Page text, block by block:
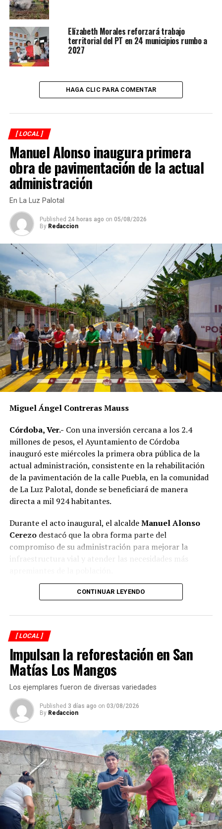
RELATED TOPICS:
DESPUÉS
Janeth García, la opción de los habitantes del distrito 16
ANTES
Promueven lectura en el Día Internacional del Libro
Elízabeth Morales reforzará trabajo
territorial del PT en 24 municipios rumbo a
2027
HAGA CLIC PARA COMENTAR
[ LOCAL ]
Manuel Alonso inaugura primera
obra de pavimentación de la actual
administración
En La Luz Palotal
Published 24 horas ago on 05/08/2026
By Redaccion
Miguel Ángel Contreras Mauss
Córdoba, Ver.- Con una inversión cercana a los 2.4
millones de pesos, el Ayuntamiento de Córdoba
inauguró este miércoles la primera obra pública de la
actual administración, consistente en la rehabilitación
de la pavimentación de la calle Puebla, en la comunidad
de La Luz Palotal, donde se beneficiará de manera
directa a mil 924 habitantes.
Durante el acto inaugural, el alcaldeManuel Alonso
Cerezodestacó que la obra forma parte del
compromiso de su administración para mejorar la
infraestructura vial y atender las necesidades más
El presidente municipal señaló que los trabajos fueron
concluidos en 51 días, reduciendo de manera
importante el plazo establecido en el contrato, cuya
fecha de terminación estaba prevista para el próximo 12
de septiembre. Reconoció que el municipio enfrenta
diversos rezagos en materia de infraestructura, aunque
aseguró que durante su administración se continuará
ejecutando obra pública en colonias y comunidades.
CONTINUAR LEYENDO
[ LOCAL ]
Impulsan la reforestación en San
Matías Los Mangos
Los ejemplares fueron de diversas variedades
Published 3 días ago on 03/08/2026
By Redaccion